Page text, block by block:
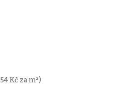
Kč za m²)